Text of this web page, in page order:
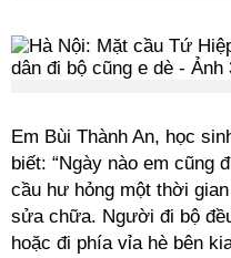
Em Bùi Thành An, học
biết: “Ngày nào em cũng
cầu hư hỏng một thời
sửa chữa. Người đi bộ
hoặc đi phía vỉa hè bên